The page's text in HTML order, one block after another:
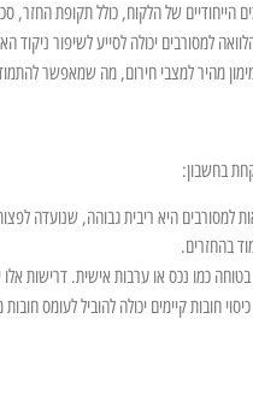
הייחודיים של הלקוח, כולל תקופת החזר,
למסורבים יכולה לסייע לשיפור ניקוד
מהיר למצבי חירום, מה שמאפשר
בחשבון:
למסורבים היא ריבית גבוהה, שנועדה
בהחזרים.
כמו נכס או ערבות אישית. דרישות אלו
חובות קיימים יכולה להוביל לעומס